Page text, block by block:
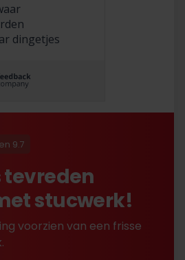
dingetjes
Duurde
na
9.7
tevreden
stucwerk!
voorzien van een frisse